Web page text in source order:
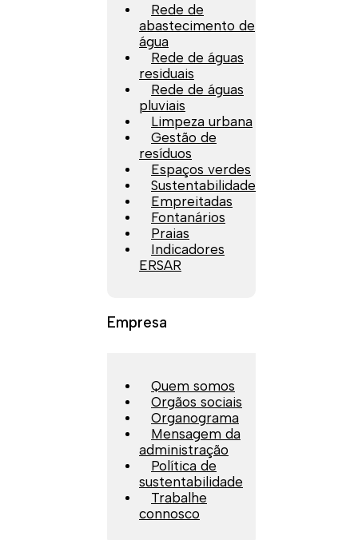
Rede de
abastecimento de
água
Rede de águas
residuais
Rede de águas
pluviais
Limpeza urbana
Gestão de
resíduos
Espaços verdes
Sustentabilidade
Empreitadas
Fontanários
Praias
Indicadores
ERSAR
Empresa
Quem somos
Orgãos sociais
Organograma
Mensagem da
administração
Política de
sustentabilidade
Trabalhe
connosco